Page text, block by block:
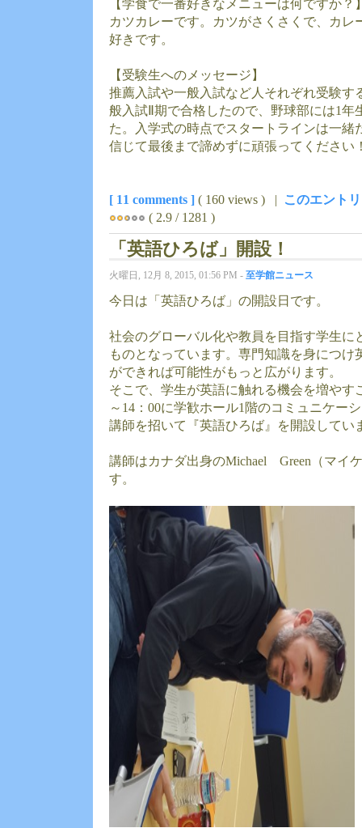
【学食で一番好きなメニューは何ですか？
カツカレーです。カツがさくさくで、カレ
好きです。
【受験生へのメッセージ】
推薦入試や一般入試など人それぞれ受験す
般入試Ⅱ期で合格したので、野球部には1年
た。入学式の時点でスタートラインは一緒
信じて最後まで諦めずに頑張ってください
[ 11 comments ] ( 160 views ) | このエント
( 2.9 / 1281 )
「英語ひろば」開設！
火曜日, 12月 8, 2015, 01:56 PM - 至学館ニュース
今日は「英語ひろば」の開設日です。
社会のグローバル化や教員を目指す学生に
ものとなっています。専門知識を身につけ
ができれば可能性がもっと広がります。
そこで、学生が英語に触れる機会を増やす
～14：00に学歓ホール1階のコミュニケー
講師を招いて『英語ひろば』を開設してい
講師はカナダ出身のMichael Green（マイ
す。